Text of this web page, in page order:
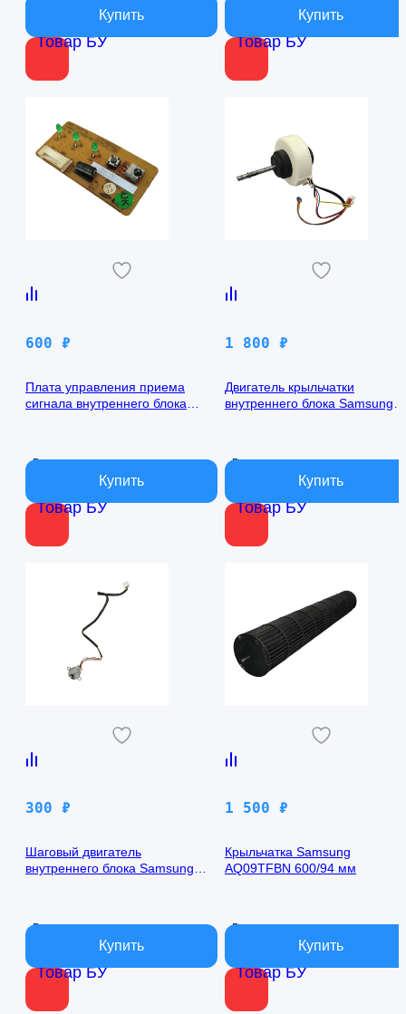
Товар БУ Товар БУ
Товар БУ
600 ₽
Плата управления приема
сигнала внутреннего блока
В наличии
Товар БУ
1 800 ₽
Двигатель крыльчатки
внутреннего блока Samsung
В наличии
Товар БУ
300 ₽
Шаговый двигатель
внутреннего блока Samsung
В наличии
Товар БУ
1 500 ₽
Крыльчатка Samsung
AQ09TFBN 600/94 мм
В наличии